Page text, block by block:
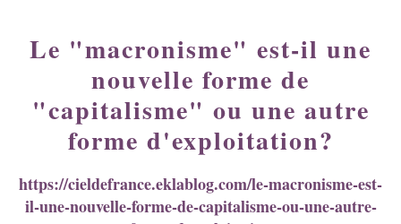
Le "macronisme" est-il une
nouvelle forme de
"capitalisme" ou une autre
forme d'exploitation?
https://cieldefrance.eklablog.com/le-macronisme-est-
il-une-nouvelle-forme-de-capitalisme-ou-une-autre-